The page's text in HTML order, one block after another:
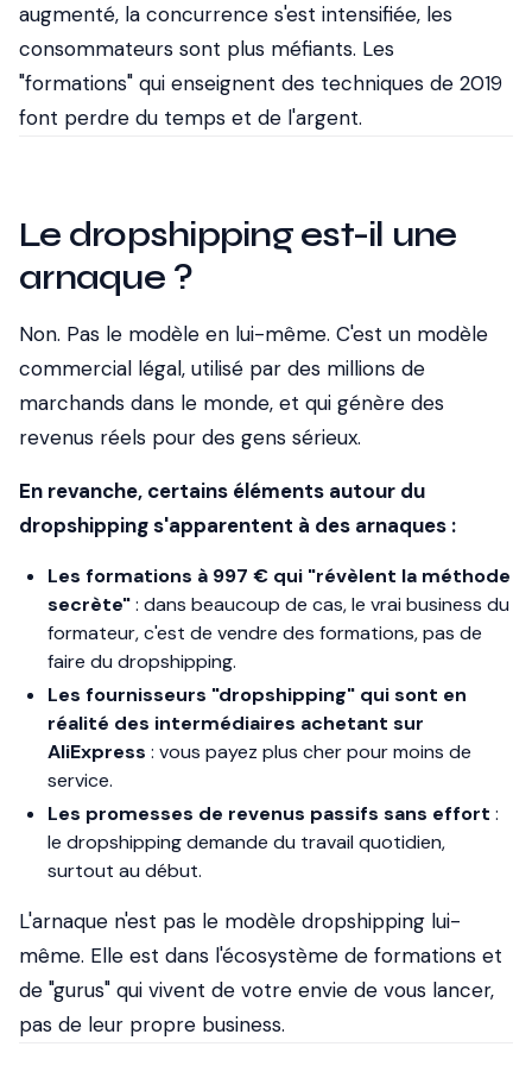
augmenté, la concurrence s'est intensifiée, les
consommateurs sont plus méfiants. Les
"formations" qui enseignent des techniques de 2019
font perdre du temps et de l'argent.
Le dropshipping est-il une
arnaque ?
Non. Pas le modèle en lui-même. C'est un modèle
commercial légal, utilisé par des millions de
marchands dans le monde, et qui génère des
revenus réels pour des gens sérieux.
En revanche, certains éléments autour du
dropshipping s'apparentent à des arnaques :
Les formations à 997 € qui "révèlent la méthode
secrète": dans beaucoup de cas, le vrai business du
formateur, c'est de vendre des formations, pas de
faire du dropshipping.
Les fournisseurs "dropshipping" qui sont en
réalité des intermédiaires achetant sur
AliExpress : vous payez plus cher pour moins de
service.
Les promesses de revenus passifs sans effort :
le dropshipping demande du travail quotidien,
surtout au début.
L'arnaque n'est pas le modèle dropshipping lui-
même. Elle est dans l'écosystème de formations et
de "gurus" qui vivent de votre envie de vous lancer,
pas de leur propre business.